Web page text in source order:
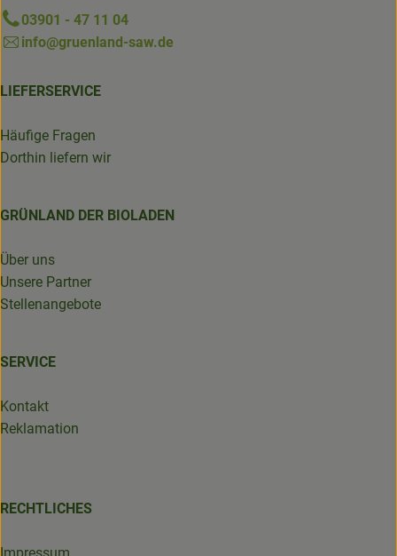
03901 - 47 11 04
info@gruenland-saw.de
LIEFERSERVICE
Häufige Fragen
Dorthin liefern wir
GRÜNLAND DER BIOLADEN
Über uns
Unsere Partner
Stellenangebote
SERVICE
Kontakt
Reklamation
RECHTLICHES
Impressum